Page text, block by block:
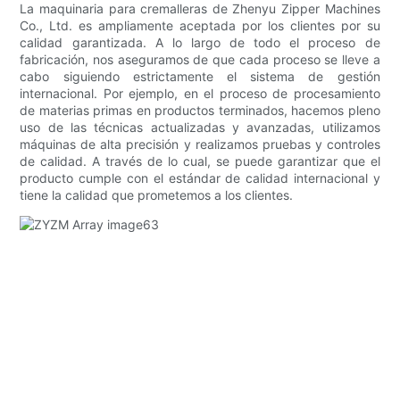
La maquinaria para cremalleras de Zhenyu Zipper Machines
Co., Ltd. es ampliamente aceptada por los clientes por su
calidad garantizada. A lo largo de todo el proceso de
fabricación, nos aseguramos de que cada proceso se lleve a
cabo siguiendo estrictamente el sistema de gestión
internacional. Por ejemplo, en el proceso de procesamiento
de materias primas en productos terminados, hacemos pleno
uso de las técnicas actualizadas y avanzadas, utilizamos
máquinas de alta precisión y realizamos pruebas y controles
de calidad. A través de lo cual, se puede garantizar que el
producto cumple con el estándar de calidad internacional y
tiene la calidad que prometemos a los clientes.